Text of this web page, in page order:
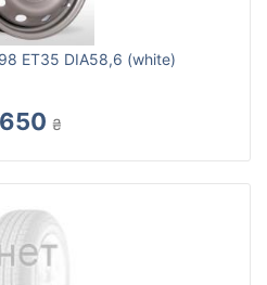
ET35 DIA58,6 (white)
₴